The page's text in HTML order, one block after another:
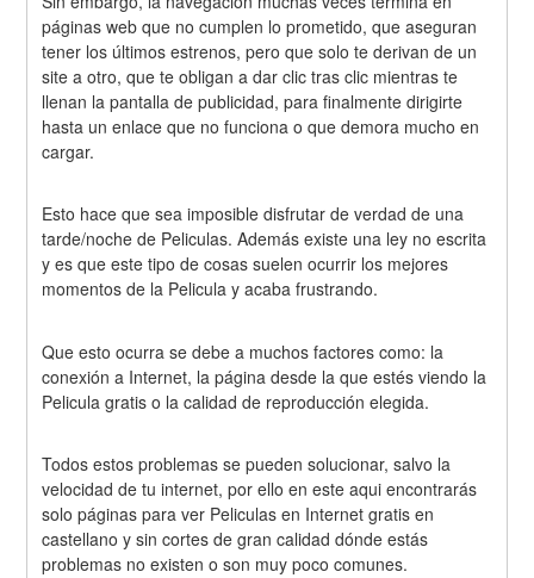
páginas web que no cumplen lo prometido, que aseguran
tener los últimos estrenos, pero que solo te derivan de un
site a otro, que te obligan a dar clic tras clic mientras te
llenan la pantalla de publicidad, para finalmente dirigirte
hasta un enlace que no funciona o que demora mucho en
cargar.
Esto hace que sea imposible disfrutar de verdad de una
tarde/noche de Peliculas. Además existe una ley no escrita
y es que este tipo de cosas suelen ocurrir los mejores
momentos de la Pelicula y acaba frustrando.
Que esto ocurra se debe a muchos factores como: la
conexión a Internet, la página desde la que estés viendo la
Pelicula gratis o la calidad de reproducción elegida.
Todos estos problemas se pueden solucionar, salvo la
velocidad de tu internet, por ello en este aqui encontrarás
solo páginas para ver Peliculas en Internet gratis en
castellano y sin cortes de gran calidad dónde estás
problemas no existen o son muy poco comunes.